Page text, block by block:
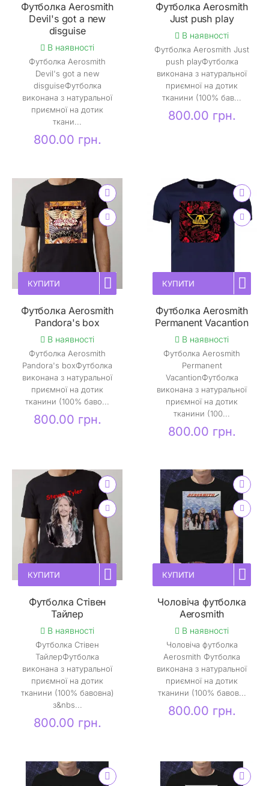
Футболка Aerosmith
Devil's got a new
disguise
В наявності
Футболка Aerosmith
Devil's got a new
disguiseФутболка
виконана з натуральної
приємної на дотик
ткани...
800.00 грн.
Футболка Aerosmith
Just push play
В наявності
Футболка Aerosmith Just
push playФутболка
виконана з натуральної
приємної на дотик
тканини (100% бав...
800.00 грн.
КУПИТИ
Футболка Aerosmith
Pandora's box
В наявності
Футболка Aerosmith
Pandora's boxФутболка
виконана з натуральної
приємної на дотик
тканини (100% баво...
800.00 грн.
КУПИТИ
Футболка Aerosmith
Permanent Vacantion
В наявності
Футболка Aerosmith
Permanent
VacantionФутболка
виконана з натуральної
приємної на дотик
тканини (100...
800.00 грн.
КУПИТИ
Футболка Стівен
Тайлер
В наявності
Футболка Стівен
ТайлерФутболка
виконана з натуральної
приємної на дотик
тканини (100% бавовна)
з&nbs...
800.00 грн.
КУПИТИ
Чоловіча футболка
Aerosmith
В наявності
Чоловіча футболка
Aerosmith Футболка
виконана з натуральної
приємної на дотик
тканини (100% бавов...
800.00 грн.